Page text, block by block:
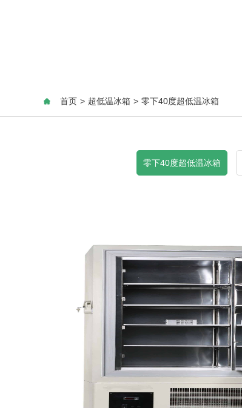
首页 > 超低温冰箱 > 零下40度超低温冰箱
零下40度超低温冰箱